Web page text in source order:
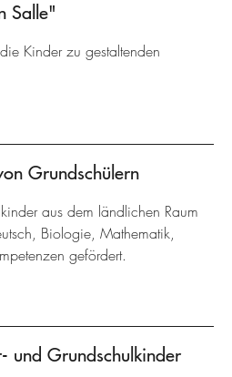
Salle"
Kinder zu gestaltenden
Grundschülern
aus dem ländlichen Raum
Biologie, Mathematik,
gefördert.
und Grundschulkinder